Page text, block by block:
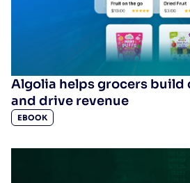
Algolia helps grocers build
and drive revenue
EBOOK